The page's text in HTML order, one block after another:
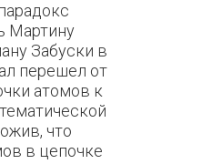
Мартину
Забуски в
перешел от
атомов к
что
в цепочке